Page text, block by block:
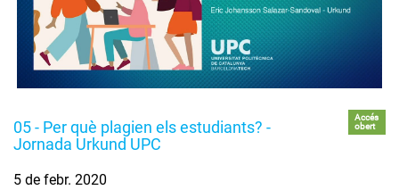
05 - Per què plagien els estudiants? -
Jornada Urkund UPC
Accés
obert
5 de febr. 2020